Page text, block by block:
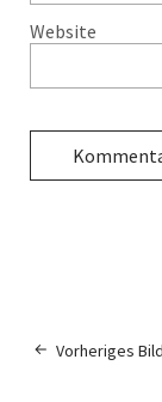
Website
Vorheriges Bild